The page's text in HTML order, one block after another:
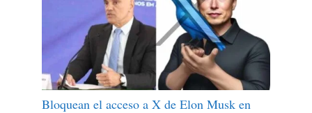
Bloquean el acceso a X de Elon Musk en